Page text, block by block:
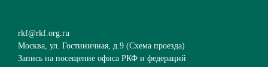
rkf@rkf.org.ru
Москва, ул. Гостиничная, д.9 (Схема проезда)
Запись на посещение офиса РКФ и федераций